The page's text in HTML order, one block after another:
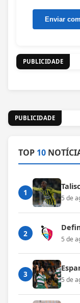
PUBLICIDADE
PUBLICIDADE
TOP 10
1
5 de
2
5 de
3
5 de